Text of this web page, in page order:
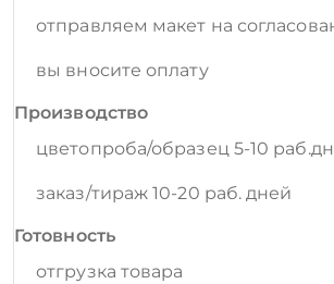
отправляем макет на
вы вносите оплату
Производство
цветопроба/образец 5-10
заказ/тираж 10-20 раб. дней
Готовность
отгрузка товара